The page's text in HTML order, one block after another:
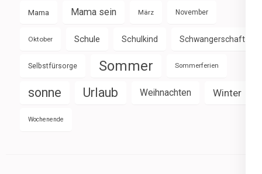
Mama Mama sein März November
Oktober Schule Schulkind Schwangerschaft
Selbstfürsorge Sommer Sommerferien
sonne Urlaub Weihnachten Winter
Wochenende